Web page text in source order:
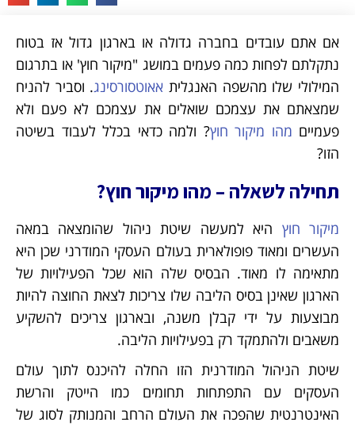
אם אתם עובדים בחברה גדולה או בארגון גדול אז בטוח
נתקלתם לפחות כמה פעמים במושג "מיקור חוץ' או בתרגום
המילולי שלו מהשפה האנגלית אאוטסורסינג. וסביר להניח
שמצאתם את עצמכם שואלים את עצמכם לא פעם ולא
פעמיים מהו מיקור חוץ? ולמה כדאי בכלל לעבוד בשיטה
הזו?
תחילה לשאלה – מהו מיקור חוץ?
מיקור חוץ היא למעשה שיטת ניהול שהומצאה במאה
העשרים ומאוד פופולארית בעולם העסקי המודרני שכן היא
מתאימה לו מאוד. הבסיס שלה הוא שכל הפעילויות של
הארגון שאינן בסיס הליבה שלו צריכות לצאת החוצה להיות
מבוצעות על ידי קבלן משנה, ובארגון צריכים להשקיע
משאבים ולהתמקד רק בפעילויות הליבה.
שיטת הניהול המודרנית הזו החלה להיכנס לתוך עולם
העסקים עם התפתחות תחומים כמו הייטק והרשת
האינטרנטית שהפכה את העולם הרחב והמנותק לסוג של